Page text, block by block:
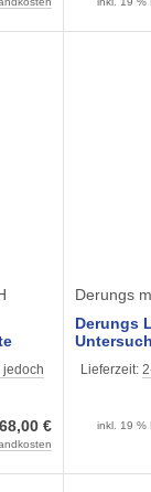
jedoch
€
Derungs
Derungs
Pinmodell
Lieferzeit:
inkl. 19 %